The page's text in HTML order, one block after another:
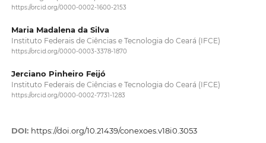
https://orcid.org/0000-0002-1600-2153
Maria Madalena da Silva
Instituto Federais de Ciências e Tecnologia do Ceará (IFCE)
https://orcid.org/0000-0003-3378-1870
Jerciano Pinheiro Feijó
Instituto Federais de Ciências e Tecnologia do Ceará (IFCE)
https://orcid.org/0000-0002-7731-1283
DOI: https://doi.org/10.21439/conexoes.v18i0.3053